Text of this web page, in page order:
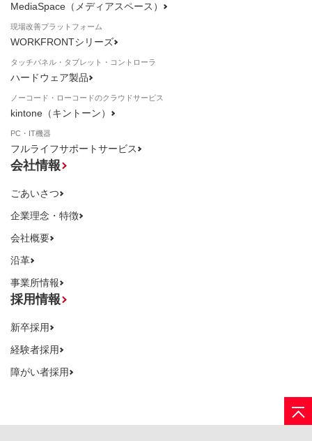
MediaSpace（メディアスペース）
現場改善プラットフォーム
WORKFRONTシリーズ
タッチパネル・タブレット・コントローラ
ハードウェア製品
ノーコード・ローコードのクラウドサービス
kintone（キントーン）
PC・IT機器
フルライフサポートサービス
会社情報
ごあいさつ
企業理念・特徴
会社概要
沿革
事業所情報
採用情報
新卒採用
経験者採用
障がい者採用